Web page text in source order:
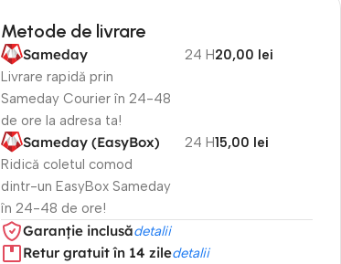
Metode de livrare
Sameday
Livrare rapidă prin
Sameday Courier în 24-48
de ore la adresa ta!
24 H20,00 lei
Sameday (EasyBox)
Ridică coletul comod
dintr-un EasyBox Sameday
în 24-48 de ore!
24 H15,00 lei
Garanție inclusădetalii
Retur gratuit în 14 ziledetalii